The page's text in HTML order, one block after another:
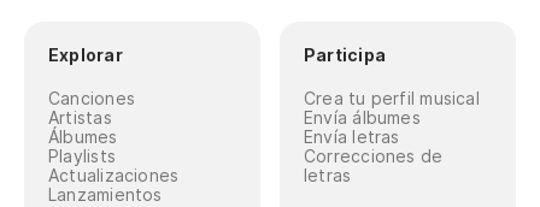
Explorar
Canciones
Artistas
Álbumes
Playlists
Actualizaciones
Lanzamientos
Participa
Crea tu perfil musical
Envía álbumes
Envía letras
Correcciones de
letras